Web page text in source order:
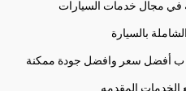
مجال خدمات السيارات
بالسيارة
ب أفضل سعر وافضل جودة ممكنة